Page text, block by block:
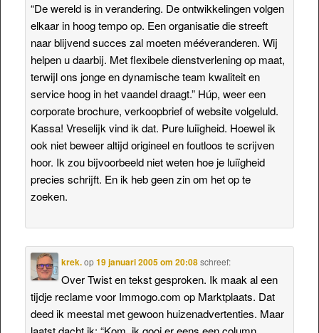
“De wereld is in verandering. De ontwikkelingen volgen
elkaar in hoog tempo op. Een organisatie die streeft
naar blijvend succes zal moeten mééveranderen. Wij
helpen u daarbij. Met flexibele dienstverlening op maat,
terwijl ons jonge en dynamische team kwaliteit en
service hoog in het vaandel draagt.” Húp, weer een
corporate brochure, verkoopbrief of website volgeluld.
Kassa! Vreselijk vind ik dat. Pure luiïgheid. Hoewel ik
ook niet beweer altijd origineel en foutloos te scrijven
hoor. Ik zou bijvoorbeeld niet weten hoe je luiïgheid
precies schrijft. En ik heb geen zin om het op te
zoeken.
krek.op19 januari 2005 om 20:08 schreef:
Over Twist en tekst gesproken. Ik maak al een
tijdje reclame voor Immogo.com op Marktplaats. Dat
deed ik meestal met gewoon huizenadvertenties. Maar